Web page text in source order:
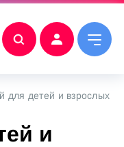
для детей и взрослых
и